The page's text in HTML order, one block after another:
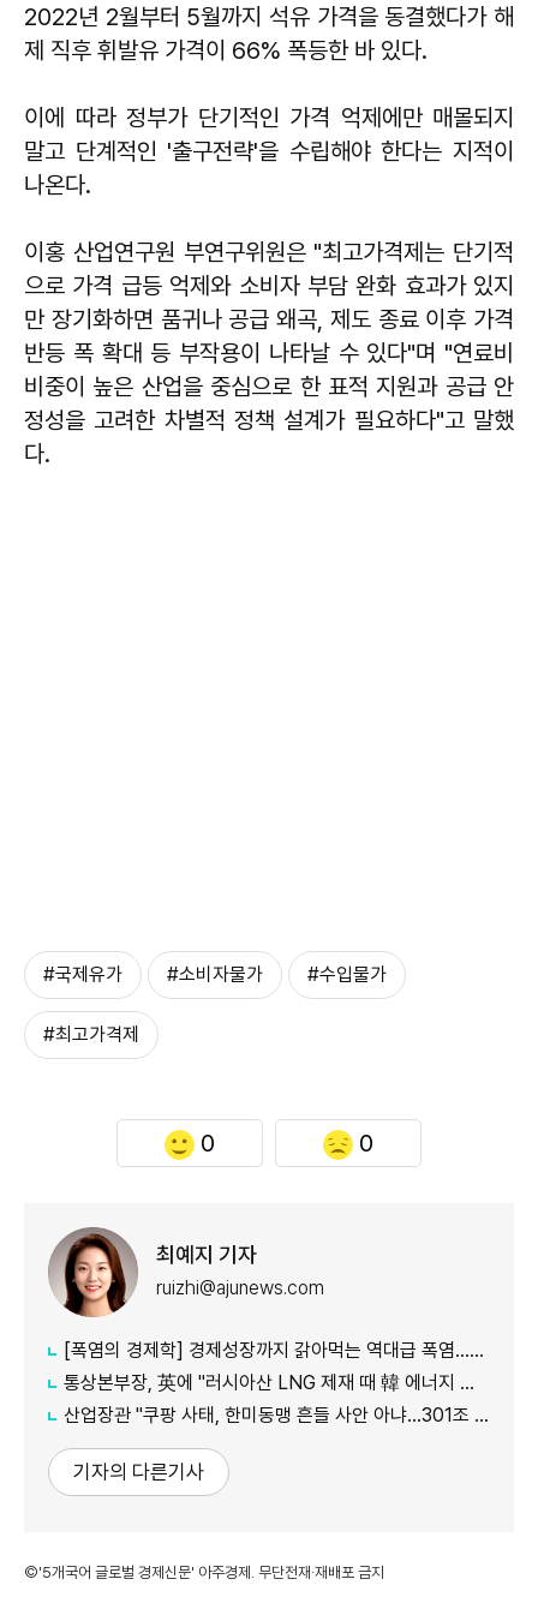
2022년 2월부터 5월까지 석유 가격을 동결했다가 해
제 직후 휘발유 가격이 66% 폭등한 바 있다.
이에 따라 정부가 단기적인 가격 억제에만 매몰되지
말고 단계적인 '출구전략'을 수립해야 한다는 지적이
나온다.
이홍 산업연구원 부연구위원은 "최고가격제는 단기적
으로 가격 급등 억제와 소비자 부담 완화 효과가 있지
만 장기화하면 품귀나 공급 왜곡, 제도 종료 이후 가격
반등 폭 확대 등 부작용이 나타날 수 있다"며 "연료비
비중이 높은 산업을 중심으로 한 표적 지원과 공급 안
정성을 고려한 차별적 정책 설계가 필요하다"고 말했
다.
#국제유가 #소비자물가 #수입물가
#최고가격제
0 0
최예지 기자
ruizhi@ajunews.com
[폭염의 경제학] 경제성장까지 갉아먹는 역대급 폭염…李대통령 "국가적 기후 재난"
통상본부장, 英에 "러시아산 LNG 제재 때 韓 에너지 안보 고려해야"
산업장관 "쿠팡 사태, 한미동맹 흔들 사안 아냐…301조 관세 15% 넘지 않도록 협의"
기자의 다른기사
©'5개국어 글로벌 경제신문' 아주경제. 무단전재·재배포 금지